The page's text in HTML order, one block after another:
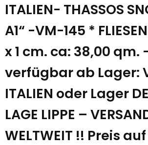
ITALIEN- THASSOS
A1“ -VM-145 *
x 1 cm. ca: 38,00 qm.
verfügbar ab Lager:
ITALIEN oder Lager
LAGE LIPPE –
WELTWEIT !! Preis